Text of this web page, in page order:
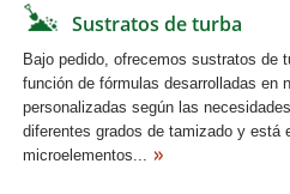
Sustratos de turba
Bajo pedido, ofrecemos sustratos de
función de fórmulas desarrolladas en
personalizadas según las
diferentes grados de tamizado y está
microelementos...